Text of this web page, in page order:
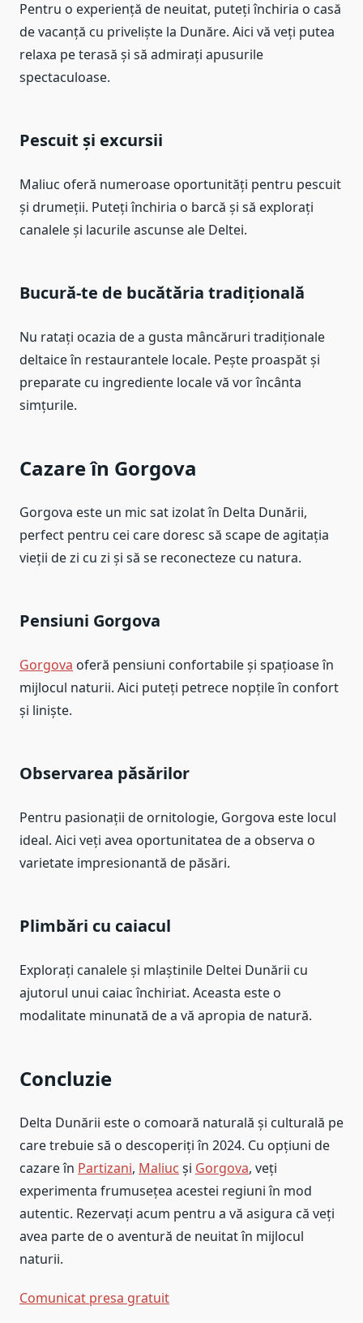
Pentru o experiență de neuitat, puteți închiria o casă
de vacanță cu priveliște la Dunăre. Aici vă veți putea
relaxa pe terasă și să admirați apusurile
spectaculoase.
Pescuit și excursii
Maliuc oferă numeroase oportunități pentru pescuit
și drumeții. Puteți închiria o barcă și să explorați
canalele și lacurile ascunse ale Deltei.
Bucură-te de bucătăria tradițională
Nu ratați ocazia de a gusta mâncăruri tradiționale
deltaice în restaurantele locale. Pește proaspăt și
preparate cu ingrediente locale vă vor încânta
simțurile.
Cazare în Gorgova
Gorgova este un mic sat izolat în Delta Dunării,
perfect pentru cei care doresc să scape de agitația
vieții de zi cu zi și să se reconecteze cu natura.
Pensiuni Gorgova
Gorgova oferă pensiuni confortabile și spațioase în
mijlocul naturii. Aici puteți petrece nopțile în confort
și liniște.
Observarea păsărilor
Pentru pasionații de ornitologie, Gorgova este locul
ideal. Aici veți avea oportunitatea de a observa o
varietate impresionantă de păsări.
Plimbări cu caiacul
Explorați canalele și mlaștinile Deltei Dunării cu
ajutorul unui caiac închiriat. Aceasta este o
modalitate minunată de a vă apropia de natură.
Concluzie
Delta Dunării este o comoară naturală și culturală pe
care trebuie să o descoperiți în 2024. Cu opțiuni de
cazare în Partizani, Maliuc și Gorgova, veți
experimenta frumusețea acestei regiuni în mod
autentic. Rezervați acum pentru a vă asigura că veți
avea parte de o aventură de neuitat în mijlocul
naturii.
Comunicat presa gratuit